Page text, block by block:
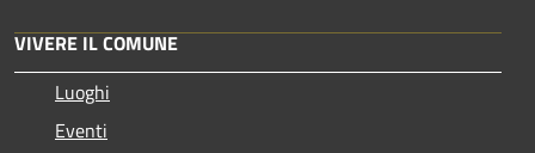
VIVERE IL COMUNE
Luoghi
Eventi